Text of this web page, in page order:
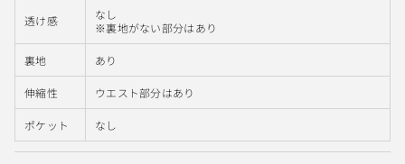
透け感
なし
※裏地がない部分はあり
裏地 あり
伸縮性 ウエスト部分はあり
ポケット なし